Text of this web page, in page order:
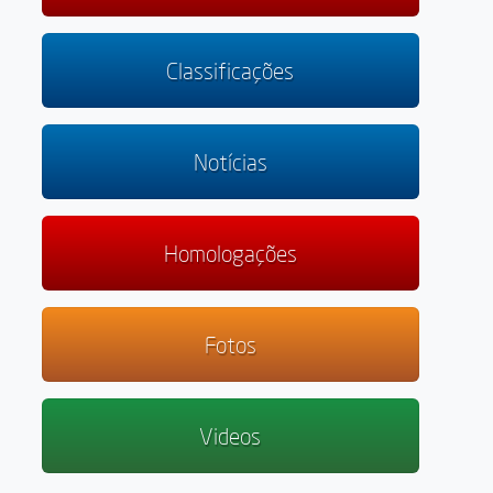
Classificações
Notícias
Homologações
Fotos
Videos